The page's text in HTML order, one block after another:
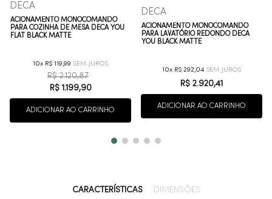
DECA
ACIONAMENTO MONOCOMANDO
PARA COZINHA DE MESA DECA YOU
FLAT BLACK MATTE
10 R$ 119,99
R$ 2.120,87
R$ 1 .199,90
ADICIONAR AO CARRINHO
DECA
ACIONAMENTO MONOCOMANDO
PARA LAVATÓRIO REDONDO DECA
YOU BLACK MATTE
10 R$ 292,04
R$ 2.920,41
ADICIONAR AO CARRINHO
CARACTERÍSTICAS DIMENSÕES